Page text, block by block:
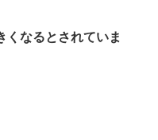
くなるとされていま